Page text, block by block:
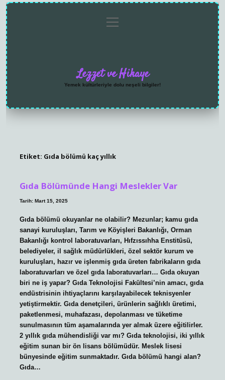
menüyü
aç
Lezzet ve Hikaye
Yemek kültürleriyle dolu neşeli bilgiler!
Etiket: Gıda bölümü kaç yıllık
Gıda Bölümünde Hangi Meslekler Var
Tarih: Mart 15, 2025
Gıda bölümü okuyanlar ne olabilir? Mezunlar; kamu gıda
sanayi kuruluşları, Tarım ve Köyişleri Bakanlığı, Orman
Bakanlığı kontrol laboratuvarları, Hıfzıssıhha Enstitüsü,
belediyeler, il sağlık müdürlükleri, özel sektör kurum ve
kuruluşları, hazır ve işlenmiş gıda üreten fabrikaların gıda
laboratuvarları ve özel gıda laboratuvarları… Gıda okuyan
biri ne iş yapar? Gıda Teknolojisi Fakültesi’nin amacı, gıda
endüstrisinin ihtiyaçlarını karşılayabilecek teknisyenler
yetiştirmektir. Gıda denetçileri, ürünlerin sağlıklı üretimi,
paketlenmesi, muhafazası, depolanması ve tüketime
sunulmasının tüm aşamalarında yer almak üzere eğitilirler.
2 yıllık gıda mühendisliği var mı? Gıda teknolojisi, iki yıllık
eğitim sunan bir ön lisans bölümüdür. Meslek lisesi
bünyesinde eğitim sunmaktadır. Gıda bölümü hangi alan?
Gıda…